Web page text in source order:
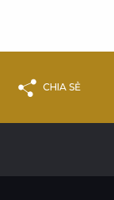
CHIA SẺ